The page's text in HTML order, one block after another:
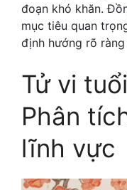
đoạn khó khăn.
mục tiêu quan
định hướng rõ
Tử vi
Phân
lĩnh vực